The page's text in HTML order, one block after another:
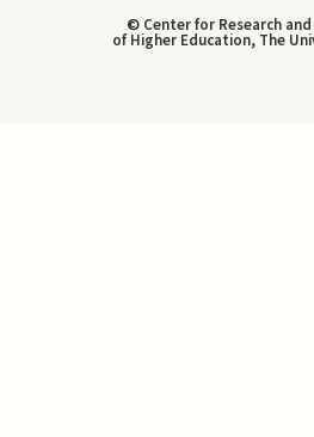
© Center for Research
of Higher Education, The